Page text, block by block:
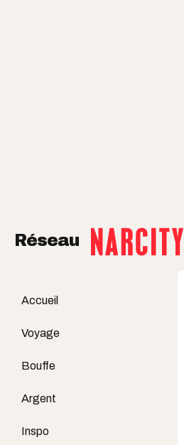
Réseau
Accueil
Voyage
Bouffe
Argent
Inspo